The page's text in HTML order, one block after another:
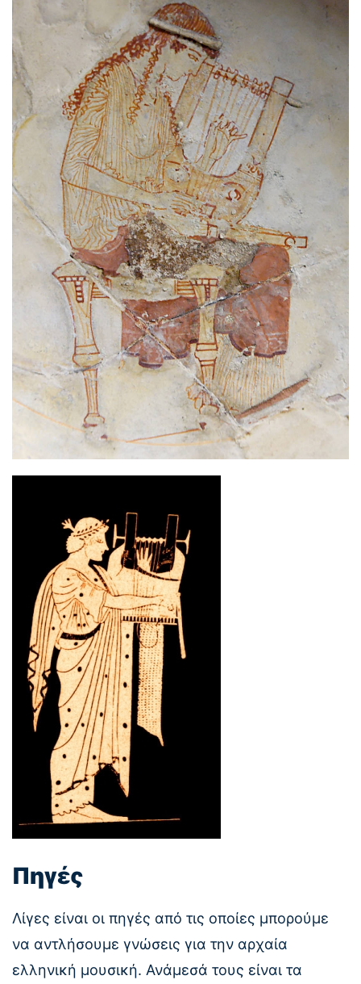
Πηγές
Λίγες είναι οι πηγές από τις οποίες μπορούμε
να αντλήσουμε γνώσεις για την αρχαία
ελληνική μουσική. Ανάμεσά τους είναι τα